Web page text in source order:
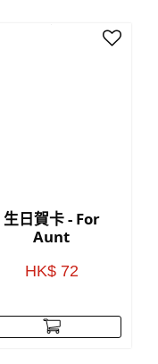
生日賀卡 - For
Aunt
HK$ 72